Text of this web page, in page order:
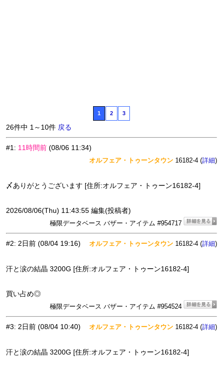
1 2 3
26件中 1～10件 戻る
#1: 11時間前 (08/06 11:34)
オルフェア・トゥーンタウン 16182-4 (詳細)
〆ありがとうございます [住所:オルフェア・トゥーン16182-4]
2026/08/06(Thu) 11:43:55 編集(投稿者)
極限データベース バザー・アイテム #954717
#2: 2日前 (08/04 19:16) オルフェア・トゥーンタウン 16182-4 (詳細)
汗と涙の結晶 3200G [住所:オルフェア・トゥーン16182-4]
買い占め◎
極限データベース バザー・アイテム #954524
#3: 2日前 (08/04 10:40) オルフェア・トゥーンタウン 16182-4 (詳細)
汗と涙の結晶 3200G [住所:オルフェア・トゥーン16182-4]